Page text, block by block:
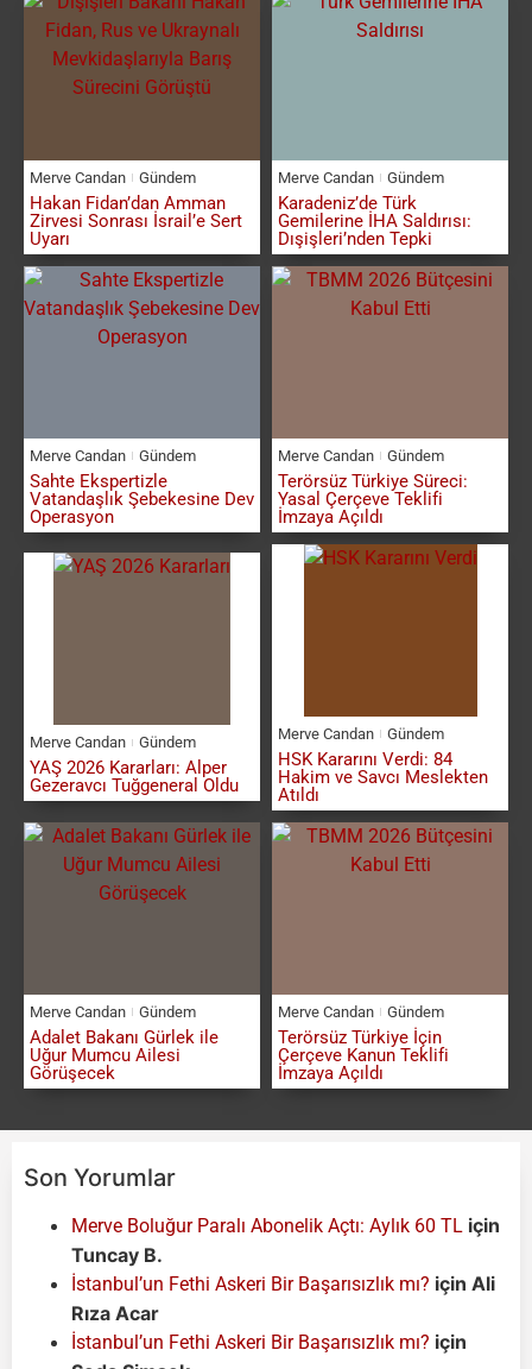
Merve Candan Gündem
Hakan Fidan’dan Amman
Zirvesi Sonrası İsrail’e Sert
Uyarı
Merve Candan Gündem
Karadeniz’de Türk
Gemilerine İHA Saldırısı:
Dışişleri’nden Tepki
Merve Candan Gündem
Sahte Ekspertizle
Vatandaşlık Şebekesine Dev
Operasyon
Merve Candan Gündem
Terörsüz Türkiye Süreci:
Yasal Çerçeve Teklifi
İmzaya Açıldı
Merve Candan Gündem
YAŞ 2026 Kararları: Alper
Gezeravcı Tuğgeneral Oldu
Merve Candan Gündem
HSK Kararını Verdi: 84
Hakim ve Savcı Meslekten
Atıldı
Merve Candan Gündem
Adalet Bakanı Gürlek ile
Uğur Mumcu Ailesi
Görüşecek
Merve Candan Gündem
Terörsüz Türkiye İçin
Çerçeve Kanun Teklifi
İmzaya Açıldı
Son Yorumlar
Merve Boluğur Paralı Abonelik Açtı: Aylık 60 TL için
Tuncay B.
İstanbul’un Fethi Askeri Bir Başarısızlık mı? için Ali
Rıza Acar
İstanbul’un Fethi Askeri Bir Başarısızlık mı? için